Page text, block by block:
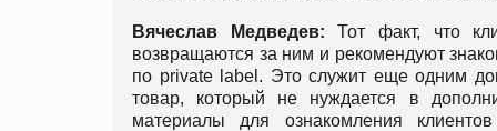
Вячеслав Медведев: Тот факт, что
возвращаются за ним и рекомендуют
по private label. Это служит еще одним
товар, который не нуждается в
материалы для ознакомления